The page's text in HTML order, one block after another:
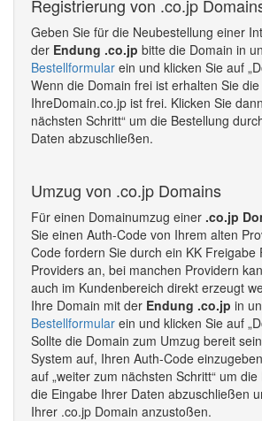
Registrierung von .co.jp
Geben Sie für die Neubestellung einer
der Endung .co.jp bitte die Domain in
Bestellformular ein und klicken Sie auf
Wenn die Domain frei ist erhalten Sie
IhreDomain.co.jp ist frei. Klicken Sie
nächsten Schritt“ um die Bestellung
Daten abzuschließen.
Umzug von .co.jp Domains
Für einen Domainumzug einer .co.jp
Sie einen Auth-Code von Ihrem alten
Code fordern Sie durch ein KK Freigabe
Providers an, bei manchen Providern
auch im Kundenbereich direkt erzeugt
Ihre Domain mit der Endung .co.jp in
Bestellformular ein und klicken Sie auf
Sollte die Domain zum Umzug bereit
System auf, Ihren Auth-Code
auf „weiter zum nächsten Schritt“ um
die Eingabe Ihrer Daten abzuschließen
Ihrer .co.jp Domain anzustoßen.